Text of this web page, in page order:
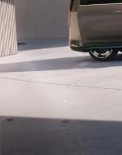
Hatchbacks
A-Klasse
Hatchback
B-Klasse
Configurator
Mercedes-